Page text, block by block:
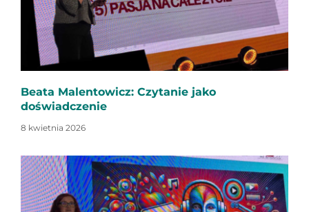
Beata Malentowicz: Czytanie jako
doświadczenie
8 kwietnia 2026